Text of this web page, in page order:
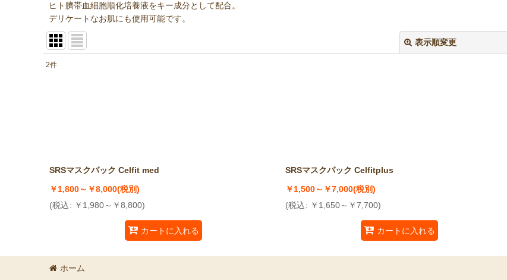
ヒト臍帯血細胞順化培養液をキー成分として配合。
デリケートなお肌にも使用可能です。
表示順変更
2件
SRSマスクパック Celfit med
￥1,800～ ￥8,000(税別)
(税込: ￥ 1,980～ ￥8,800)
カートに入れる
SRSマスクパック Celfitplus
￥1,500～ ￥7,000(税別)
(税込: ￥ 1,650～ ￥7,700)
カートに入れる
ホーム